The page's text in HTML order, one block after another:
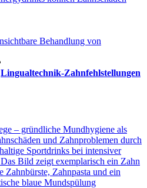
Lingualtechnik-Zahnfehlstellungen